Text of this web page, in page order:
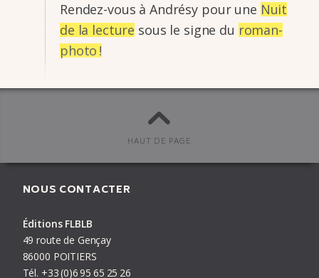
Rendez-vous à Andrésy pour une Nuit
de la lecture sous le signe du roman-
photo !
Éditions FLBLB publié le
Gaston en Normandie
PRÉCÉDENT
HAUT DE PAGE
NOUS CONTACTER
Éditions FLBLB
49 route de Gençay
86000 POITIERS
Tél. +33(0)695 65 25 26